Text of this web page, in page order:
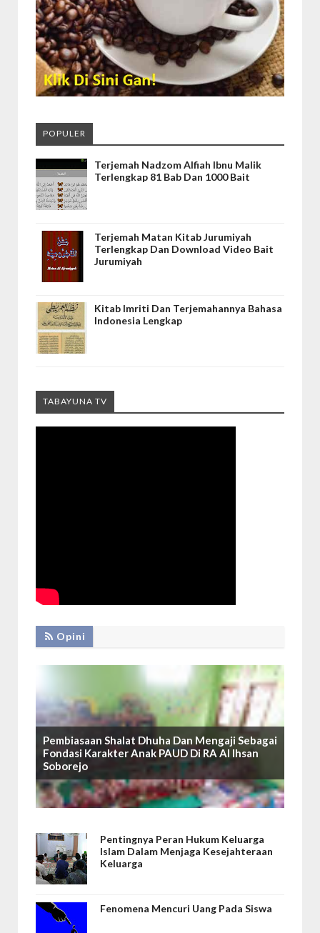
POPULER
Terjemah Nadzom Alfiah Ibnu Malik
Terlengkap 81 Bab Dan 1000 Bait
Terjemah Matan Kitab Jurumiyah
Terlengkap Dan Download Video Bait
Jurumiyah
Kitab Imriti Dan Terjemahannya Bahasa
Indonesia Lengkap
TABAYUNA TV
Opini
Pembiasaan Shalat Dhuha Dan Mengaji Sebagai
Fondasi Karakter Anak PAUD Di RA Al Ihsan
Soborejo
Pentingnya Peran Hukum Keluarga
Islam Dalam Menjaga Kesejahteraan
Keluarga
Fenomena Mencuri Uang Pada Siswa